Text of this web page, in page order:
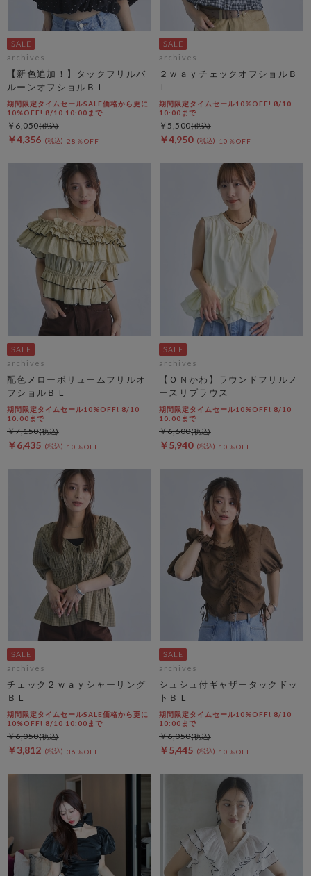
archives
【新色追加！】タックフリルバ
ルーンオフショルＢＬ
期間限定タイムセールSALE価格から更に
10%OFF! 8/10 10:00まで
￥4,356 28％OFF
￥6,050
archives
２ｗａｙチェックオフショルＢ
Ｌ
期間限定タイムセール10%OFF! 8/10
10:00まで
￥4,950 10％OFF
￥5,500
archives
配色メローボリュームフリルオ
フショルＢＬ
期間限定タイムセール10%OFF! 8/10
10:00まで
￥6,435 10％OFF
￥7,150
archives
【ＯＮかわ】ラウンドフリルノ
ースリブラウス
期間限定タイムセール10%OFF! 8/10
10:00まで
￥5,940 10％OFF
￥6,600
archives
チェック２ｗａｙシャーリング
ＢＬ
期間限定タイムセールSALE価格から更に
10%OFF! 8/10 10:00まで
￥3,812 36％OFF
￥6,050
archives
シュシュ付ギャザータックドッ
トＢＬ
期間限定タイムセール10%OFF! 8/10
10:00まで
￥5,445 10％OFF
￥6,050